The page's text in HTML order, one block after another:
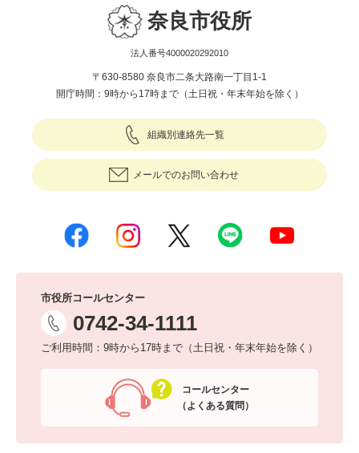
奈良市役所
法人番号4000020292010
〒630-8580 奈良市二条大路南一丁目1-1
開庁時間：9時から17時まで（土日祝・年末年始を除く）
組織別連絡先一覧
メールでのお問い合わせ
市役所コールセンター
0742-34-1111
ご利用時間：9時から17時まで（土日祝・年末年始を除く）
コールセンター
（よくある質問）